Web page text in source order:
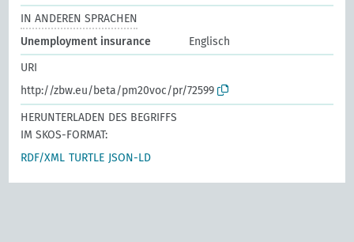
IN ANDEREN SPRACHEN
Unemployment insurance
Englisch
URI
http://zbw.eu/beta/pm20voc/pr/72599
HERUNTERLADEN DES BEGRIFFS
IM SKOS-FORMAT:
RDF/XML TURTLE JSON-LD